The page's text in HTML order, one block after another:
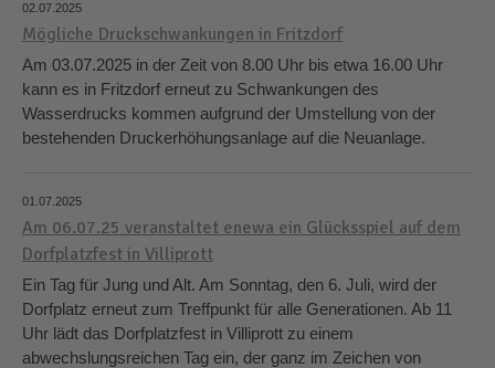
02.07.2025
Mögliche Druckschwankungen in Fritzdorf
Am 03.07.2025 in der Zeit von 8.00 Uhr bis etwa 16.00 Uhr
kann es in Fritzdorf erneut zu Schwankungen des
Wasserdrucks kommen aufgrund der Umstellung von der
bestehenden Druckerhöhungsanlage auf die Neuanlage.
01.07.2025
Am 06.07.25 veranstaltet enewa ein Glücksspiel auf dem
Dorfplatzfest in Villiprott
Ein Tag für Jung und Alt. Am Sonntag, den 6. Juli, wird der
Dorfplatz erneut zum Treffpunkt für alle Generationen. Ab 11
Uhr lädt das Dorfplatzfest in Villiprott zu einem
abwechslungsreichen Tag ein, der ganz im Zeichen von